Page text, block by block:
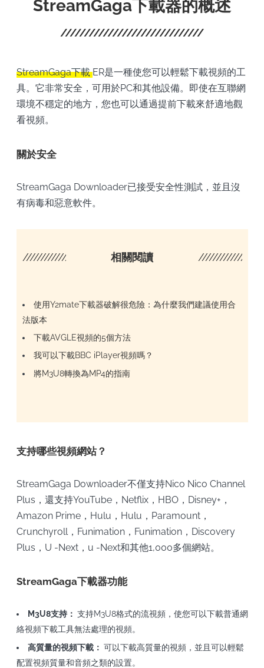
StreamGaga下載器的概述
StreamGaga下載ER是一種使您可以輕鬆下載視頻的工
具。它非常安全，可用於PC和其他設備。即使在互聯網
環境不穩定的地方，您也可以通過提前下載來舒適地觀
看視頻。
關於安全
StreamGaga Downloader已接受安全性測試，並且沒
有病毒和惡意軟件。
//////////////////// 相關閱讀
使用Y2mate下載器破解很危險：為什麼我們建議使用合
法版本
下載AVGLE視頻的5個方法
我可以下載BBC iPlayer視頻嗎？
將M3U8轉換為MP4的指南
支持哪些視頻網站？
StreamGaga Downloader不僅支持Nico Nico Channel
Plus，還支持YouTube，Netflix，HBO，Disney+，
Amazon Prime，Hulu，Hulu，Paramount，
Crunchyroll，Funimation，Funimation，Discovery
Plus，U -Next，u -Next和其他1,000多個網站。
StreamGaga下載器功能
M3U8支持： 支持M3U8格式的流視頻，使您可以下載普通網
絡視頻下載工具無法處理的視頻。
高質量的視頻下載： 可以下載高質量的視頻，並且可以輕鬆
配置視頻質量和音頻之類的設置。